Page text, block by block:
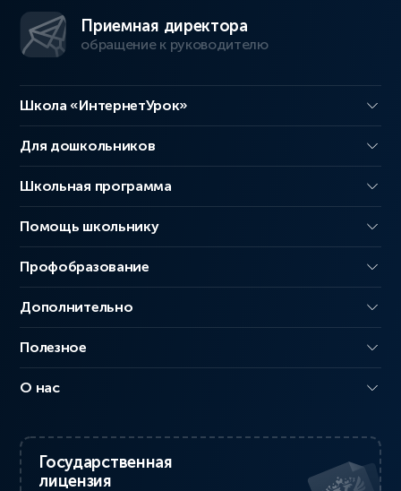
Приемная директора
обращение к руководителю
Школа «ИнтернетУрок»
Для дошкольников
Школьная программа
Помощь школьнику
Профобразование
Дополнительно
Полезное
О нас
Государственная
лицензия